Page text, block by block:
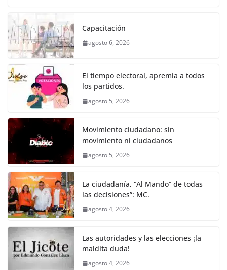
k
c
e
b
o
o
k
itt
er s
A
p
e
n
er
Capacitación
agosto 6, 2026
El tiempo electoral, apremia a todos
los partidos.
agosto 5, 2026
Movimiento ciudadano: sin
movimiento ni ciudadanos
agosto 5, 2026
La ciudadanía, “Al Mando” de todas
las decisiones”: MC.
agosto 4, 2026
Las autoridades y las elecciones ¡la
maldita duda!
agosto 4, 2026